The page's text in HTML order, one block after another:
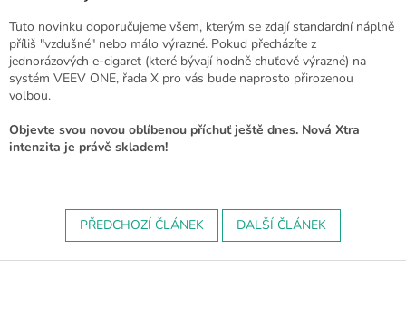
Tuto novinku doporučujeme všem, kterým se zdají standardní náplně
příliš "vzdušné" nebo málo výrazné. Pokud přecházíte z
jednorázových e-cigaret (které bývají hodně chuťově výrazné) na
systém VEEV ONE, řada X pro vás bude naprosto přirozenou
volbou.
Objevte svou novou oblíbenou příchuť ještě dnes. Nová Xtra
intenzita je právě skladem!
PŘEDCHOZÍ ČLÁNEK DALŠÍ ČLÁNEK
Z